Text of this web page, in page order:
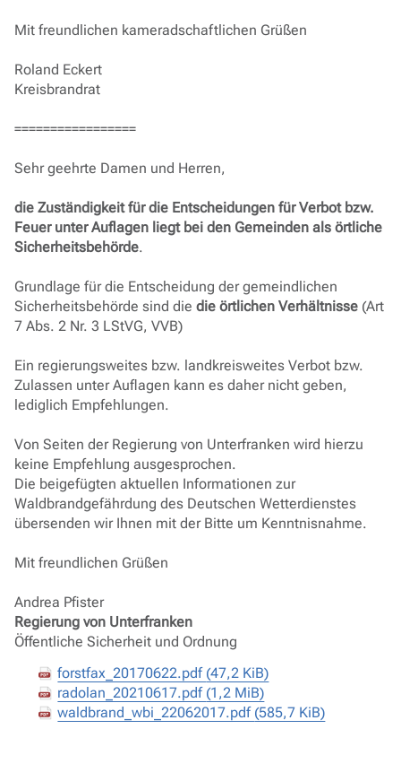
Mit freundlichen kameradschaftlichen Grüßen
Roland Eckert
Kreisbrandrat
=================
Sehr geehrte Damen und Herren,
die Zuständigkeit für die Entscheidungen für Verbot bzw.
Feuer unter Auflagen liegt bei den Gemeinden als örtliche
Sicherheitsbehörde.
Grundlage für die Entscheidung der gemeindlichen
Sicherheitsbehörde sind die die örtlichen Verhältnisse (Art
7 Abs. 2 Nr. 3 LStVG, VVB)
Ein regierungsweites bzw. landkreisweites Verbot bzw.
Zulassen unter Auflagen kann es daher nicht geben,
lediglich Empfehlungen.
Von Seiten der Regierung von Unterfranken wird hierzu
keine Empfehlung ausgesprochen.
Die beigefügten aktuellen Informationen zur
Waldbrandgefährdung des Deutschen Wetterdienstes
übersenden wir Ihnen mit der Bitte um Kenntnisnahme.
Mit freundlichen Grüßen
Andrea Pfister
Regierung von Unterfranken
Öffentliche Sicherheit und Ordnung
forstfax_20170622.pdf (47,2 KiB)
radolan_20210617.pdf (1,2 MiB)
waldbrand_wbi_22062017.pdf (585,7 KiB)